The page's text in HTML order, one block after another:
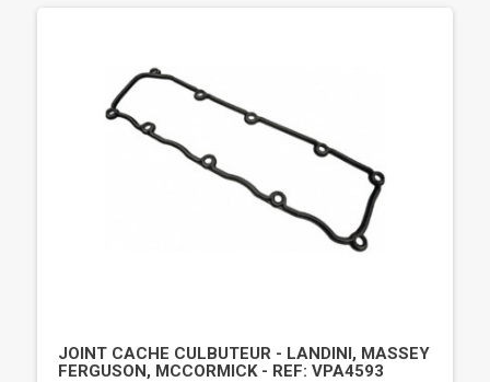
JOINT CACHE CULBUTEUR - LANDINI, MASSEY
FERGUSON, MCCORMICK - REF: VPA4593